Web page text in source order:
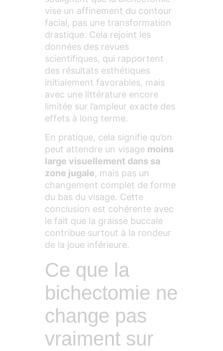
vise un affinement du contour
facial, pas une transformation
drastique. Cela rejoint les
données des revues
scientifiques, qui rapportent
des résultats esthétiques
initialement favorables, mais
avec une littérature encore
limitée sur l’ampleur exacte des
effets à long terme.
En pratique, cela signifie qu’on
peut attendre un visage moins
large visuellement dans sa
zone jugale, mais pas un
changement complet de forme
du bas du visage. Cette
conclusion est cohérente avec
le fait que la graisse buccale
contribue surtout à la rondeur
de la joue inférieure.
Ce que la
bichectomie ne
change pas
vraiment sur